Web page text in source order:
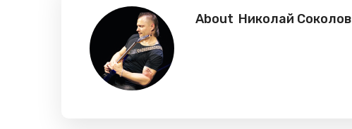
About Николай Соколов